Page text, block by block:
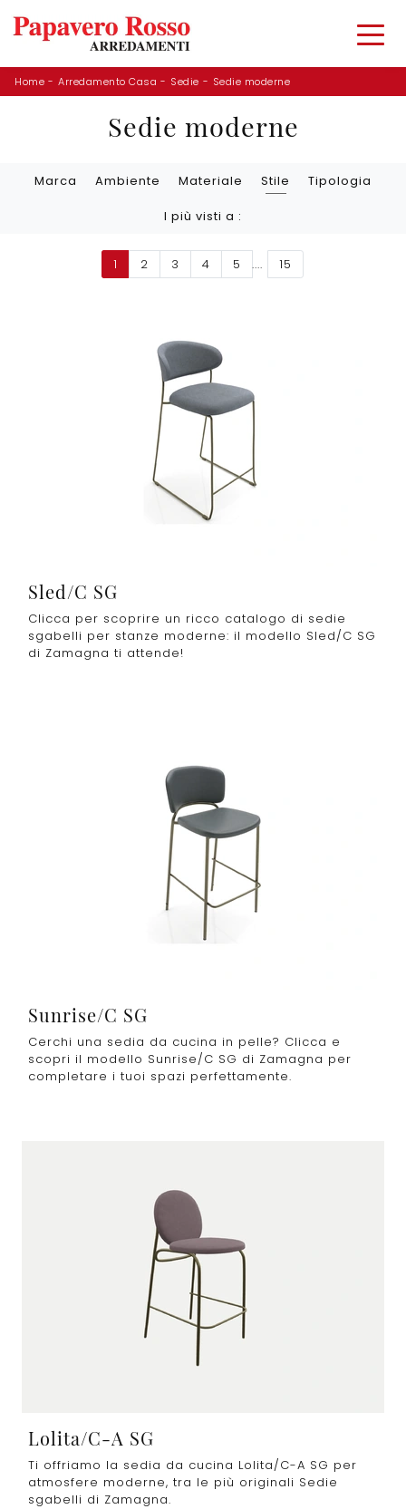
Home - Arredamento Casa - Sedie - Sedie moderne
Sedie moderne
Marca Ambiente Materiale Stile Tipologia
I più visti a :
1 2 3 4 5 .... 15
Sled/C SG
Clicca per scoprire un ricco catalogo di sedie
sgabelli per stanze moderne: il modello Sled/C SG
di Zamagna ti attende!
Sunrise/C SG
Cerchi una sedia da cucina in pelle? Clicca e
scopri il modello Sunrise/C SG di Zamagna per
completare i tuoi spazi perfettamente.
Lolita/C-A SG
Ti offriamo la sedia da cucina Lolita/C-A SG per
atmosfere moderne, tra le più originali Sedie
sgabelli di Zamagna.